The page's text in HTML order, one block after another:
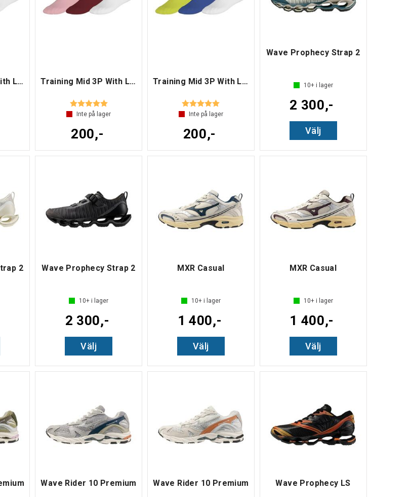
Training Mid 3P With Line
utav 5 stjärnor
Training Mid 3P With Line
Betyg: 5.0 utav 5 stjärnor
Inte på lager
200,-
Training Mid 3P With Line
Betyg:
Inte på lager
200,-
Wave Prophecy Strap 2
10+i lager
2 300,-
Välj
2 Wave Prophecy Strap 2
10+ i lager
2 300,-
Välj
MXR Casual
10+i lager
1 400,-
Välj
MXR Casual
10+i lager
1 400,-
Välj
Wave Rider 10 Premium Wave Rider 10 Premium Wave Prophecy LS